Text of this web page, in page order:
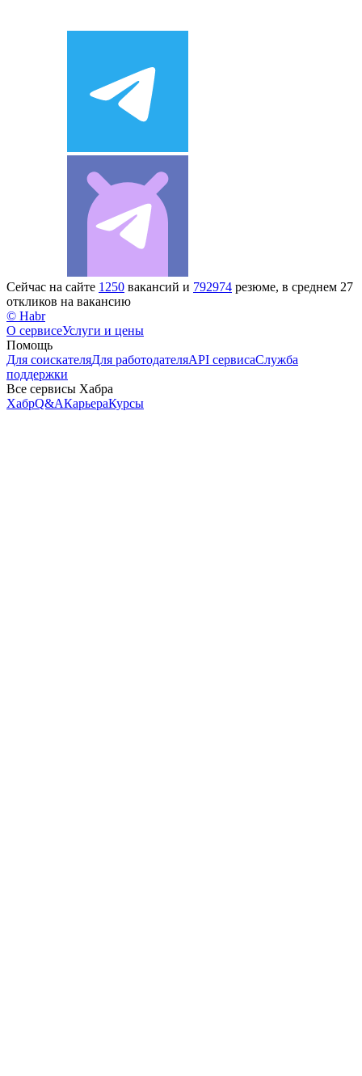
Сейчас на сайте 1250 вакансий и 792974 резюме, в среднем 27
откликов на вакансию
© Habr
О сервисеУслуги и цены
Помощь
Для соискателяДля работодателяAPI сервисаСлужба
поддержки
Все сервисы Хабра
ХабрQ&AКарьераКурсы